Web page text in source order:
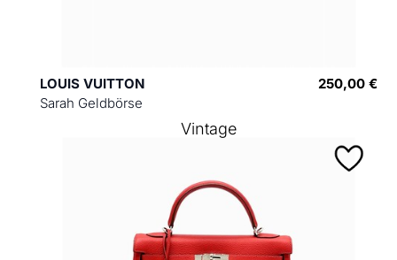
LOUIS VUITTON
Sarah Geldbörse
250,00 €
Vintage